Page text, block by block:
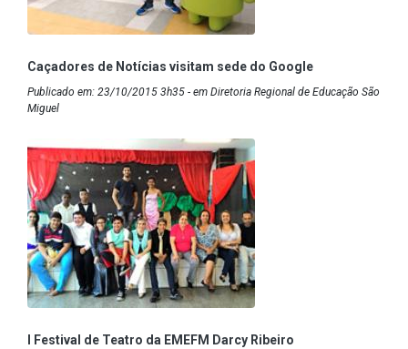
Caçadores de Notícias visitam sede do Google
Publicado em: 23/10/2015 3h35 - em Diretoria Regional de Educação São
Miguel
I Festival de Teatro da EMEFM Darcy Ribeiro